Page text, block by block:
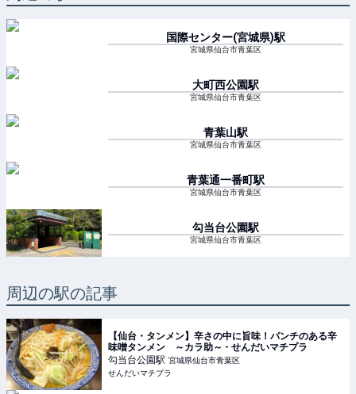
国際センター(宮城県)駅
宮城県仙台市青葉区
大町西公園駅
宮城県仙台市青葉区
青葉山駅
宮城県仙台市青葉区
青葉通一番町駅
宮城県仙台市青葉区
勾当台公園駅
宮城県仙台市青葉区
周辺の駅の記事
【仙台・タンメン】辛さの中に旨味！パンチのある辛
味噌タンメン ～カラ助～ - せんだいマチプラ
勾当台公園駅 宮城県仙台市青葉区
せんだいマチプラ